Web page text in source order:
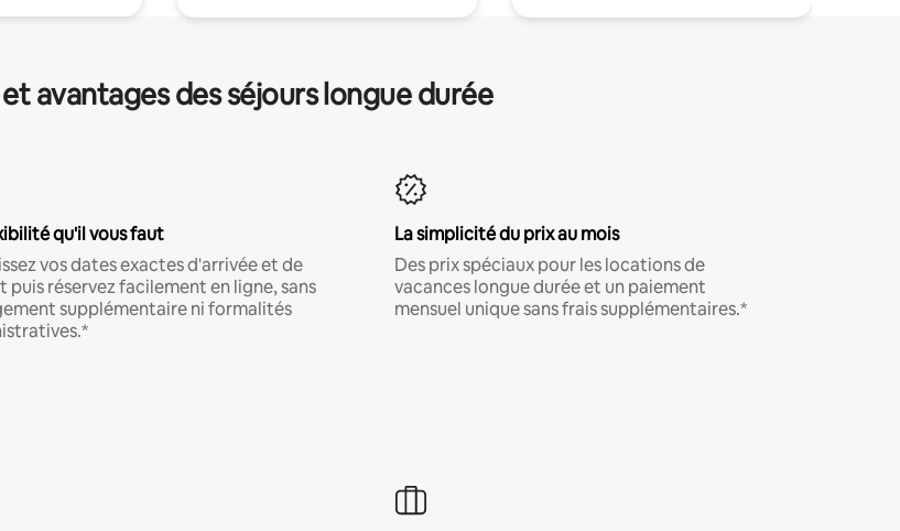
avantages des séjours longue durée
qu'il vous faut
vos dates exactes d'arrivée et de
puis réservez facilement en ligne, sans
supplémentaire ni formalités
La simplicité du prix au mois
Des prix spéciaux pour les locations de
vacances longue durée et un paiement
mensuel unique sans frais supplémentaires.*